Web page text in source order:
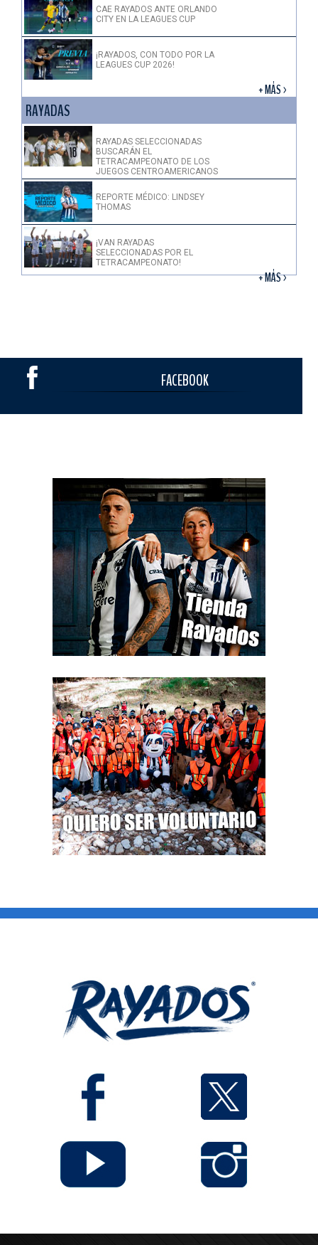
CAE RAYADOS ANTE ORLANDO
CITY EN LA LEAGUES CUP
¡RAYADOS, CON TODO POR LA
LEAGUES CUP 2026!
+ MÁS >
RAYADAS
RAYADAS SELECCIONADAS
BUSCARÁN EL
TETRACAMPEONATO DE LOS
JUEGOS CENTROAMERICANOS
REPORTE MÉDICO: LINDSEY
THOMAS
¡VAN RAYADAS
SELECCIONADAS POR EL
TETRACAMPEONATO!
+ MÁS >
FACEBOOK